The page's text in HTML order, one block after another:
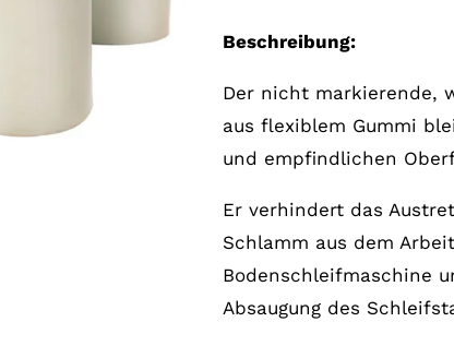
Beschreibung:
Der nicht markierende,
aus flexiblem Gummi
und empfindlichen
Er verhindert das
Schlamm aus dem
Bodenschleifmaschine
Absaugung des